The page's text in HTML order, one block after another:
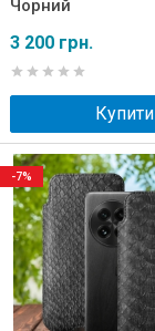
Чорний
3 200 грн.
Купити
-7%